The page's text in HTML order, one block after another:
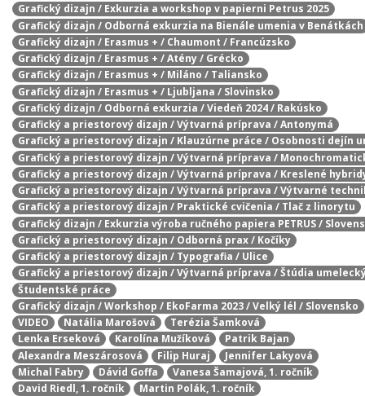
Grafický dizajn / Exkurzia a workshop v papierni Petrus 2025
Grafický dizajn / Odborná exkurzia na Bienále umenia v Benátkách
Grafický dizajn / Erasmus + / Chaumont / Francúzsko
Grafický dizajn / Erasmus + / Atény / Grécko
Grafický dizajn / Erasmus + / Miláno / Taliansko
Grafický dizajn / Erasmus + / Ljubljana / Slovinsko
Grafický dizajn / Odborná exkurzia / Viedeň 2024 / Rakúsko
Grafický a priestorový dizajn / Výtvarná príprava / Antonymá
Grafický a priestorový dizajn / Klauzúrne práce / Osobnosti dejín
Grafický a priestorový dizajn / Výtvarná príprava /
Grafický a priestorový dizajn / Výtvarná príprava / Kreslené
Grafický a priestorový dizajn / Výtvarná príprava / Výtvarné
Grafický a priestorový dizajn / Praktické cvičenia / Tlač z linorytu
Grafický dizajn / Exkurzia výroba ručného papiera PETRUS /
Grafický a priestorový dizajn / Odborná prax / Kočíky
Grafický a priestorový dizajn / Typografia / Ulice
Grafický a priestorový dizajn / Výtvarná príprava / Štúdia
Študentské práce
Grafický dizajn / Workshop / EkoFarma 2023 / Velký lél / Slovensko
VIDEO
Natália Marošová
Terézia Šamková
Lenka Erseková
Karolína Mužíková
Patrik Bajan
Alexandra Meszárosová
Filip Huraj
Jennifer Lakyová
Michal Fabry
Dávid Goffa
Vanesa Šamajová, 1. ročník
David Riedl, 1. ročník
Martin Polák, 1. ročník